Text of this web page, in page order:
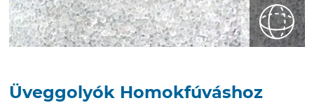
Üveggolyók Homokfúváshoz